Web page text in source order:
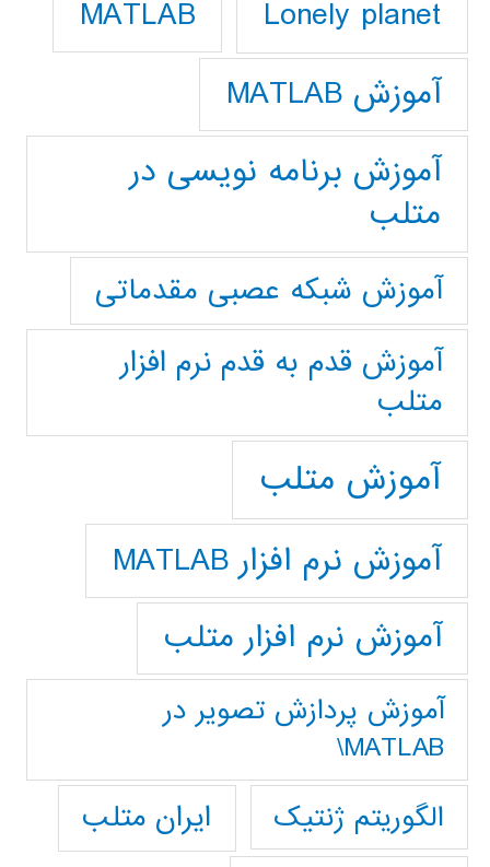
Lonely planet
MATLAB
آموزش MATLAB
آموزش برنامه نویسی در
متلب
آموزش شبکه عصبی مقدماتی
آموزش قدم به قدم نرم افزار
متلب
آموزش متلب
آموزش نرم افزار MATLAB
آموزش نرم افزار متلب
آموزش پردازش تصوير در
MATLAB\
الگوریتم ژنتیک
ایران متلب